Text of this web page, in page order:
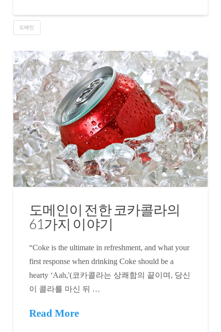
도메인
도메인이 전한 코카콜라의
61가지 이야기
“Coke is the ultimate in refreshment, and what your
first response when drinking Coke should be a
hearty ‘Aah,'(코카콜라는 상쾌함의 끝이며, 당신
이 콜라를 마신 뒤 …
Read More